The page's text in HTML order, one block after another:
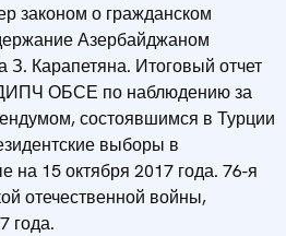
законом о гражданском
Азербайджаном
З. Карапетяна. Итоговый отчет
ОБСЕ по наблюдению за
состоявшимся в Турции
выборы в
на 15 октября 2017 года. 76-я
отечественной войны,
года.